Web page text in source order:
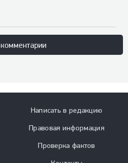
Написать в редакцию
Правовая информация
Проверка фактов